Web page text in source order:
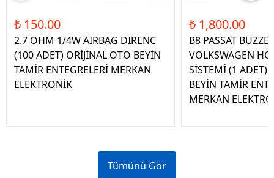
₺ 150.00
2.7 OHM 1/4W AIRBAG DIRENC
(100 ADET) ORİJİNAL OTO BEYİN
TAMİR ENTEGRELERİ MERKAN
ELEKTRONİK
₺ 1,800.00
B8 PASSAT
VOLKSWAGEN
SİSTEMİ (1 ADET)
BEYİN TAMİR
MERKAN
Tümünü Gör